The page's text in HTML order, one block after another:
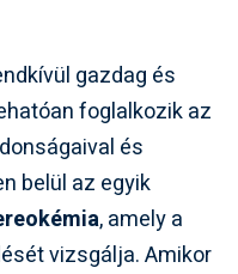
gazdag és
foglalkozik az
és
belül az egyik
, amely a
vizsgálja. Amikor